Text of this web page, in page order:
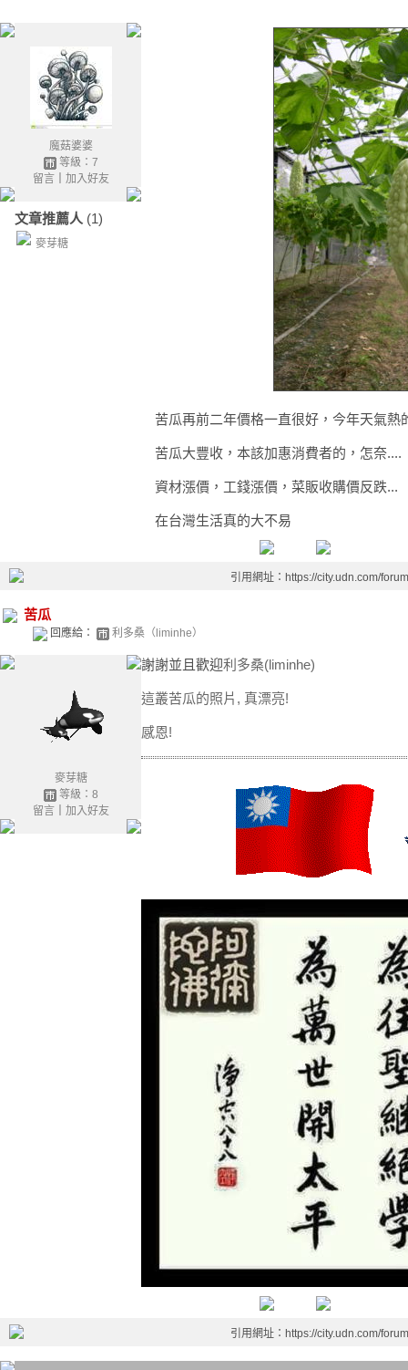
魔菇婆婆
等級：7
留言｜ 加入好友
文章推薦人 (1)
麥芽糖
苦瓜再前二年價格一直很好，今年天氣熱
苦瓜大豐收，本該加惠消費者的，怎奈....
資材漲價，工錢漲價，菜販收購價反跌...
在台灣生活真的大不易
引用網址：https://city.udn.com/
苦瓜
回應給： 利多桑（liminhe）
麥芽糖
等級：8
留言｜ 加入好友
謝謝並且歡迎利多桑(liminhe)
這叢苦瓜的照片, 真漂亮!
感恩!
引用網址：https://city.udn.com/